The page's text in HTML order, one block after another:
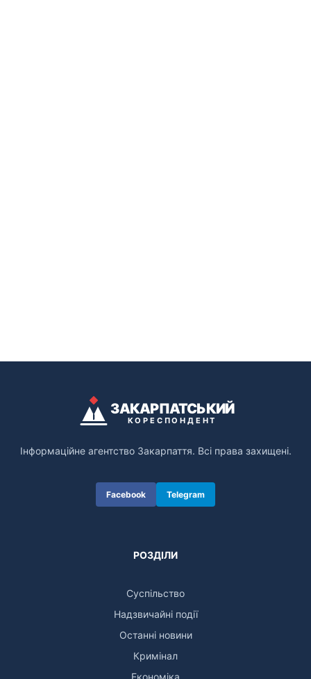
ЗАКАРПАТСЬКИЙ
КОРЕСПОНДЕНТ
Інформаційне агентство Закарпаття. Всі права захищені.
Facebook Telegram
РОЗДІЛИ
Суспільство
Надзвичайні події
Останні новини
Кримінал
Економіка